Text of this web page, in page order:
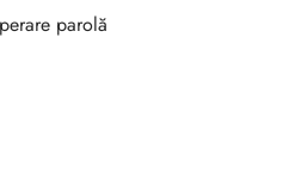
parolă